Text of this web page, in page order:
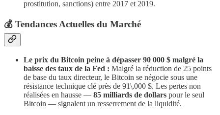
prostitution, sanctions) entre 2017 et 2019.
​💰 Tendances Actuelles du Marché
Le prix du Bitcoin peine à dépasser 90 000 $ malgré la
baisse des taux de la Fed : Malgré la réduction de 25 points
de base du taux directeur, le Bitcoin se négocie sous une
résistance technique clé près de 91\,000 $. Les pertes non
réalisées en hausse — 85 milliards de dollars pour le seul
Bitcoin — signalent un resserrement de la liquidité.